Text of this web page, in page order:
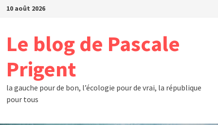
Passer
10 août 2026
Le blog de Pascale
Prigent
la gauche pour de bon, l’écologie pour de vrai, la république
pour tous